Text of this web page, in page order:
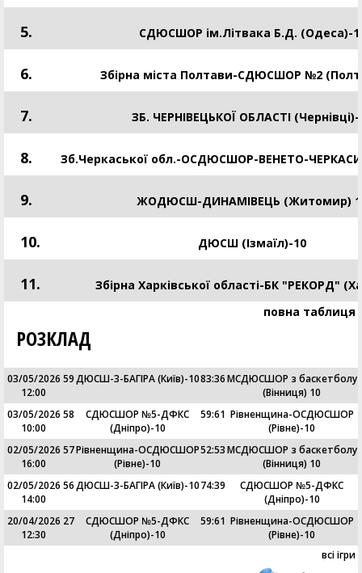
5. CДЮСШОР ім.Літвака Б.Д. (Одеса)-
6. Збірна міста Полтави-СДЮСШОР №2
7. ЗБ. ЧЕРНІВЕЦЬКОЇ ОБЛАСТІ (Чернівці)-
8. Зб.Черкаської обл.-ОСДЮСШОР-ВЕНЕТО-
9. ЖОДЮСШ-ДИНАМІВЕЦЬ (Житомир)
10. ДЮСШ (Ізмаїл)-10
11.
Збірна Харківської області-БК "РЕКОРД"
повна таблиця
РОЗКЛАД
03/05/2026
12:00
59ДЮСШ-3-БАГІРА (Київ)-1083:36МСДЮСШОР з баскетболу
(Вінниця) 10
03/05/2026
10:00
58
СДЮСШОР №5-ДФКС
(Дніпро)-10
59:61 Рівненщина-ОСДЮСШОР
(Рівне)-10
02/05/2026
16:00
57Рівненщина-ОСДЮСШОР
(Рівне)-10
52:53МСДЮСШОР з баскетболу
(Вінниця) 10
02/05/2026
14:00
56ДЮСШ-3-БАГІРА (Київ)-1074:39
СДЮСШОР №5-ДФКС
(Дніпро)-10
20/04/2026
12:30
27
СДЮСШОР №5-ДФКС
(Дніпро)-10
59:61 Рівненщина-ОСДЮСШОР
(Рівне)-10
всі ігри